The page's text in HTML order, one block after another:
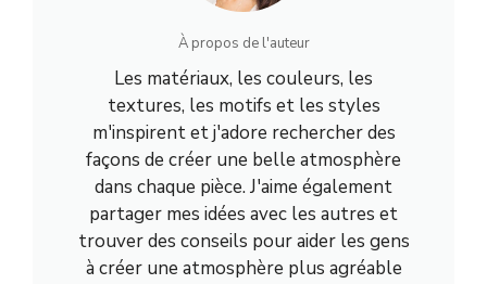
À propos de l'auteur
Les matériaux, les couleurs, les
textures, les motifs et les styles
m'inspirent et j'adore rechercher des
façons de créer une belle atmosphère
dans chaque pièce. J'aime également
partager mes idées avec les autres et
trouver des conseils pour aider les gens
à créer une atmosphère plus agréable